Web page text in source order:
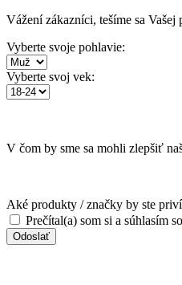
Vážení zákazníci, tešíme sa
Vyberte svoje pohlavie:
Vyberte svoj vek:
V čom by sme sa mohli zlepšiť
Aké produkty / značky by ste
Prečítal(a) som si a súhlasím so
Odoslať